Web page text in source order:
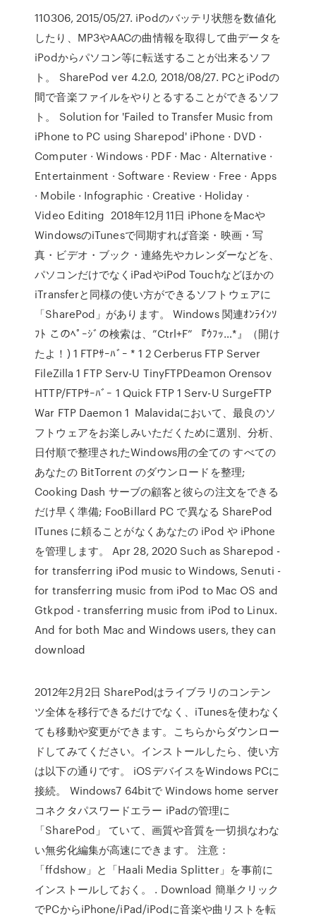
110306, 2015/05/27. iPodのバッテリ状態を数値化
したり、MP3やAACの曲情報を取得して曲データを
iPodからパソコン等に転送することが出来るソフ
ト。 SharePod ver 4.2.0, 2018/08/27. PCとiPodの
間で音楽ファイルをやりとるすることができるソフ
ト。 Solution for 'Failed to Transfer Music from
iPhone to PC using Sharepod' iPhone · DVD ·
Computer · Windows · PDF · Mac · Alternative ·
Entertainment · Software · Review · Free · Apps
· Mobile · Infographic · Creative · Holiday ·
Video Editing 2018年12月11日 iPhoneをMacや
WindowsのiTunesで同期すれば音楽・映画・写
真・ビデオ・ブック・連絡先やカレンダーなどを、
パソコンだけでなくiPadやiPod Touchなどほかの
iTransferと同様の使い方ができるソフトウェアに
「SharePod」があります。 Windows 関連ｵﾝﾗｲﾝｿ
ﾌﾄ このﾍﾟｰｼﾞの検索は、”Ctrl+F” 『ｳﾌｯ…*』（開け
たよ！) 1 FTPｻｰﾊﾞｰ * 1 2 Cerberus FTP Server
FileZilla 1 FTP Serv-U TinyFTPDeamon Orensov
HTTP/FTPｻｰﾊﾞｰ 1 Quick FTP 1 Serv-U SurgeFTP
War FTP Daemon 1 Malavidaにおいて、最良のソ
フトウェアをお楽しみいただくために選別、分析、
日付順で整理されたWindows用の全ての すべての
あなたの BitTorrent のダウンロードを整理;
Cooking Dash サーブの顧客と彼らの注文をできる
だけ早く準備; FooBillard PC で異なる SharePod
ITunes に頼ることがなくあなたの iPod や iPhone
を管理します。 Apr 28, 2020 Such as Sharepod -
for transferring iPod music to Windows, Senuti -
for transferring music from iPod to Mac OS and
Gtkpod - transferring music from iPod to Linux.
And for both Mac and Windows users, they can
download
2012年2月2日 SharePodはライブラリのコンテン
ツ全体を移行できるだけでなく、iTunesを使わなく
ても移動や変更ができます。こちらからダウンロー
ドしてみてください。インストールしたら、使い方
は以下の通りです。 iOSデバイスをWindows PCに
接続。 Windows7 64bitで Windows home server
コネクタパスワードエラー iPadの管理に
「SharePod」 ていて、画質や音質を一切損なわな
い無劣化編集が高速にできます。 注意：
「ffdshow」と「Haali Media Splitter」を事前に
インストールしておく。 . Download 簡単クリック
でPCからiPhone/iPad/iPodに音楽や曲リストを転